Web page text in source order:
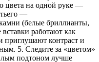
цвета на одной руке —
—
(белые бриллианты,
работают как
контраст и
5. Следите за «цветом»
подтоном лучше